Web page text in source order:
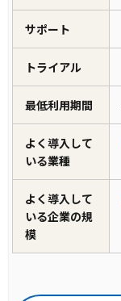
サポート
トライアル
最低利用期間
よく導入して
いる業種
よく導入して
いる企業の規
模